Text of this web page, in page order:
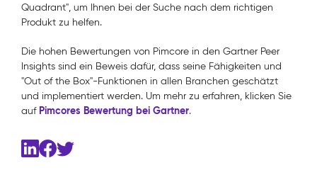
Quadrant", um Ihnen bei der Suche nach dem richtigen
Produkt zu helfen.
Die hohen Bewertungen von Pimcore in den Gartner Peer
Insights sind ein Beweis dafür, dass seine Fähigkeiten und
"Out of the Box"-Funktionen in allen Branchen geschätzt
und implementiert werden. Um mehr zu erfahren, klicken Sie
auf Pimcores Bewertung bei Gartner.